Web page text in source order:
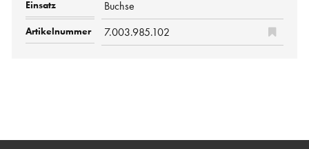
Buchse
7.003.985.102